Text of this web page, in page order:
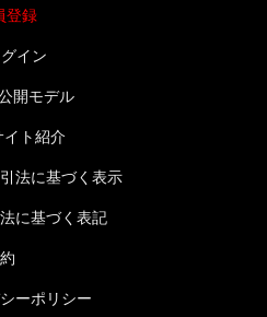
登録
イン
開モデル
ト紹介
法に基づく表示
に基づく表記
ーポリシー